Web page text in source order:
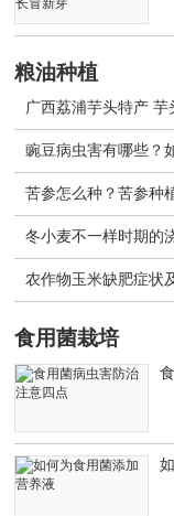
粮油种植
广西荔浦芋头特产 芋
豌豆病虫害有哪些？
苦参怎么种？苦参种
冬小麦不一样时期的
农作物玉米缺肥症状
食用菌栽培